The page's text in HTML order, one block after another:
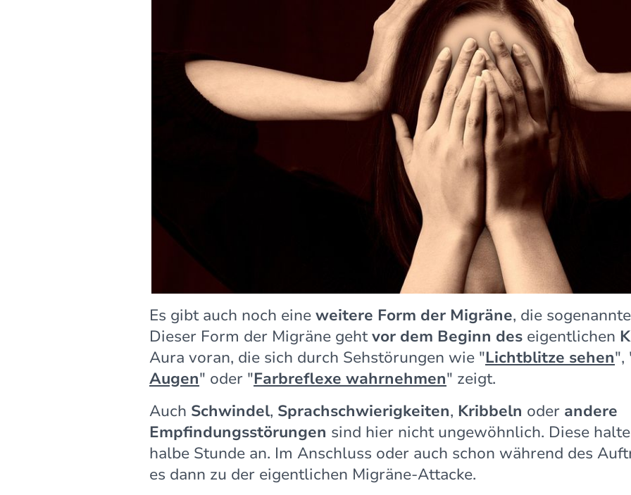
Es gibt auch noch eine weitere Form der Migräne, die
Dieser Form der Migräne gehtvor dem Beginn des eigentlichen
Aura voran, die sich durch Sehstörungen wie "Lichtblitze sehen",
Augen" oder "Farbreflexe wahrnehmen" zeigt.
Auch Schwindel, Sprachschwierigkeiten, Kribbeln oder andere
Empfindungsstörungen sind hier nicht ungewöhnlich. Diese
halbe Stunde an. Im Anschluss oder auch schon während des
es dann zu der eigentlichen Migräne-Attacke.